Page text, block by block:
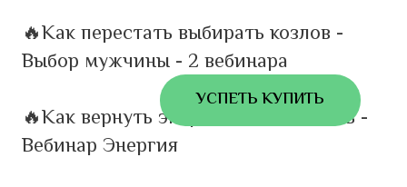
🔥Как перестать выбирать козлов -
Выбор мужчины - 2 вебинара
🔥Как вернуть энергию и силы жить -
Вебинар Энергия
УСПЕТЬ КУПИТЬ